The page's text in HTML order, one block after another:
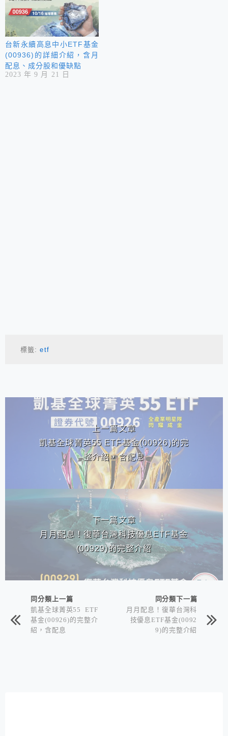
台新永續高息中小ETF基金
(00936)的詳細介紹，含月
配息、成分股和優缺點
2023 年 9 月 21 日
標籤:etf
相連文章
上一篇文章
凱基全球菁英55 ETF基金(00926)的完
整介紹，含配息
下一篇文章
月月配息！復華台灣科技優息ETF基金
(00929)的完整介紹
同分類上一篇
凱基全球菁英55 ETF
基金(00926)的完整介
紹，含配息
同分類下一篇
月月配息！復華台灣科
技優息ETF基金(0092
9)的完整介紹